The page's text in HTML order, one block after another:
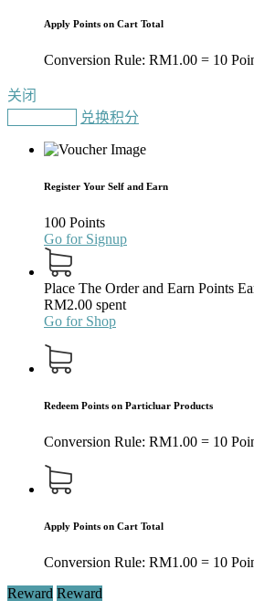
Apply Points on Cart Total
Conversion Rule: RM1.00 = 10
关闭
兑换积分
Register Your Self and Earn
100 Points
Go for Signup
Place The Order and Earn Points
RM2.00 spent
Go for Shop
Redeem Points on Particluar Products
Conversion Rule: RM1.00 = 10
Apply Points on Cart Total
Conversion Rule: RM1.00 = 10
Reward Reward